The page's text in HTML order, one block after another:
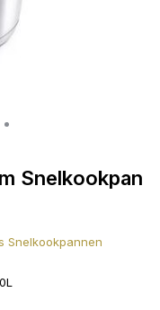
Snelkookpan
Snelkookpannen